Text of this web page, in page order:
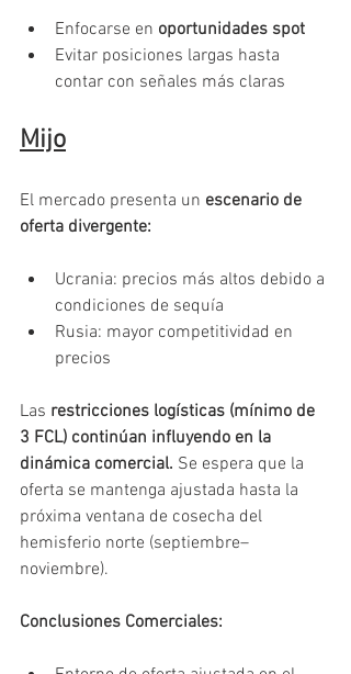
Enfocarse en oportunidades spot
Evitar posiciones largas hasta
contar con señales más claras
Mijo
El mercado presenta un escenario de
oferta divergente:
Ucrania: precios más altos debido a
condiciones de sequía
Rusia: mayor competitividad en
precios
Las restricciones logísticas (mínimo de
3 FCL) continúan influyendo en la
dinámica comercial. Se espera que la
oferta se mantenga ajustada hasta la
próxima ventana de cosecha del
hemisferio norte (septiembre–
noviembre).
Conclusiones Comerciales: